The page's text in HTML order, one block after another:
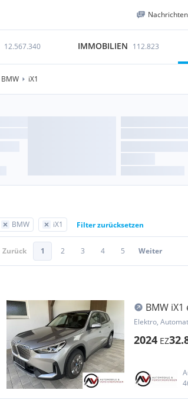
Nachrichten
12.567.340 IMMOBILIEN 112.823
BMW iX1
BMW iX1 Filter zurücksetzen
Zurück 1 2 3 4 5 Weiter
BMW iX1
Cockpit P...
Elektro,
2024 EZ